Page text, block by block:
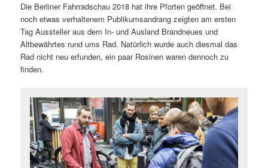
Die Berliner Fahrradschau 2018 hat ihre Pforten geöffnet. Bei
noch etwas verhaltenem Publikumsandrang zeigten am ersten
Tag Aussteller aus dem In- und Ausland Brandneues und
Altbewährtes rund ums Rad. Natürlich wurde auch diesmal das
Rad nicht neu erfunden, ein paar Rosinen waren dennoch zu
finden.